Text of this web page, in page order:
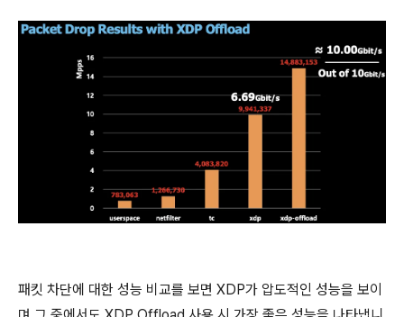
패킷 차단에 대한 성능 비교를 보면 XDP가 압도적인 성능을 보이